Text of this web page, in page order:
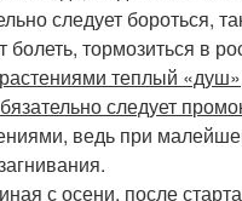
следует бороться,
тормозиться в
теплый
следует
ведь при
с осени, после